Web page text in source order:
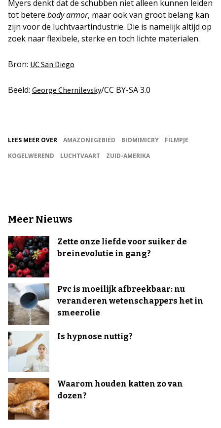
Myers denkt dat de schubben niet alleen kunnen leiden
tot betere body armor, maar ook van groot belang kan
zijn voor de luchtvaartindustrie. Die is namelijk altijd op
zoek naar flexibele, sterke en toch lichte materialen.
Bron: UC San Diego
Beeld: George Chernilevsky/CC BY-SA 3.0
LEES MEER OVER AMAZONEGEBIED BIOMIMICRY
FILMPJE
KOGELWEREND
LUCHTVAART ZUID-AMERIKA
Meer Nieuws
Zette onze liefde voor suiker de
breinevolutie in gang?
Pvc is moeilijk afbreekbaar: nu
veranderen wetenschappers het in
smeerolie
Is hypnose nuttig?
Waarom houden katten zo van
dozen?